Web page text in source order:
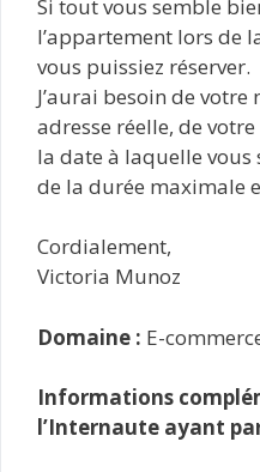
Si tout vous semble
l’appartement lors de
vous puissiez réserver.
J’aurai besoin de
adresse réelle, de
la date à laquelle
de la durée maximale
Cordialement,
Victoria Munoz
Domaine : E-
Informations
l’Internaute ayant